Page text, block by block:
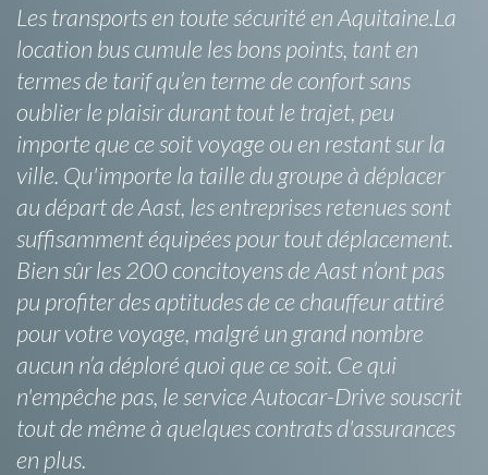
Les transports en toute sécurité en Aquitaine.La
location bus cumule les bons points, tant en
termes de tarif qu’en terme de confort sans
oublier le plaisir durant tout le trajet, peu
importe que ce soit voyage ou en restant sur la
ville. Qu'importe la taille du groupe à déplacer
au départ de Aast, les entreprises retenues sont
suffisamment équipées pour tout déplacement.
Bien sûr les 200 concitoyens de Aast n’ont pas
pu profiter des aptitudes de ce chauffeur attiré
pour votre voyage, malgré un grand nombre
aucun n’a déploré quoi que ce soit. Ce qui
n'empêche pas, le service Autocar-Drive souscrit
tout de même à quelques contrats d'assurances
en plus.